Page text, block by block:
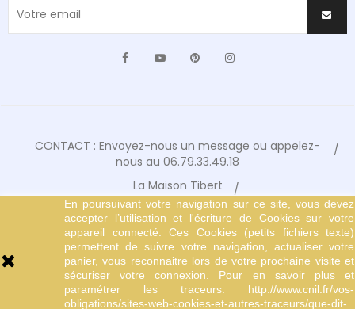
FacebookYouTubePinterest
CONTACT : Envoyez-nous un message ou appelez-
nous au 06.79.33.49.18
La Maison Tibert
Conditions Générales de Vente
Mentions Légales
© Copyright 2024 Tibert Editions
En poursuivant votre navigation sur ce site, vous devez
accepter l’utilisation et l'écriture de Cookies sur votre
appareil connecté. Ces Cookies (petits fichiers texte)
permettent de suivre votre navigation, actualiser votre
panier, vous reconnaitre lors de votre prochaine visite et
sécuriser votre connexion. Pour en savoir plus et
paramétrer les traceurs: http://www.cnil.fr/vos-
obligations/sites-web-cookies-et-autres-traceurs/que-dit-